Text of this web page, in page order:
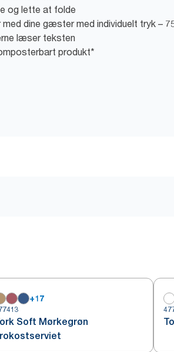
og lette at folde
med dine gæster med individuelt tryk –
læser teksten
produkt*
+17
Soft Mørkegrøn